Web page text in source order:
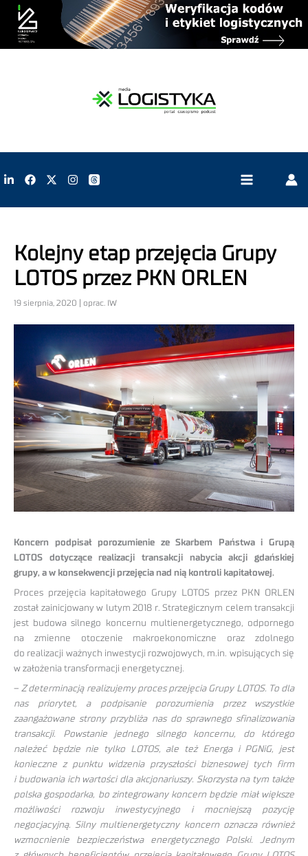
Kolejny etap przejęcia Grupy
LOTOS przez PKN ORLEN
19 sierpnia, 2020 | oprac. IW
Koncern podpisał porozumienie ze Skarbem Państwa i Grupą
LOTOS dotyczące realizacji transakcji nabycia akcji gdańskiej
grupy, a w konsekwencji przejęcia nad nią kontroli kapitałowej.
Proces przejęcia kapitałowego Grupy LOTOS przez PKN ORLEN
został zainicjowany w lutym 2018 r. Strategicznym celem transakcji
jest budowa silnego koncernu multienergetycznego, odpornego
na zmienne otoczenie makroekonomiczne oraz zdolnego
do realizacji ważnych inwestycji rozwojowych, m.in. wpisujących się
w założenia transformacji energetycznej.
–Z determinacją realizujemy proces przejęcia Grupy LOTOS. To dla
nas priorytet, a podpisanie porozumienia przez wszystkie
zaangażowane strony przybliża nas do sprawnego sfinalizowania
transakcji. Powstanie jednego silnego koncernu, do którego
należeć będzie nie tylko LOTOS, ale też Energa i PGNiG, jest
konieczne z punktu widzenia przyszłości biznesowej tych firm
i budowania ich wartości dla akcjonariuszy. Skorzysta na tym także
polska gospodarka, bo zintegrowany koncern będzie miał większe
możliwości rozwoju inwestycyjnego i mocniejszą pozycję
negocjacyjną. Silny multienergetyczny koncern oznacza również
wzmocnienie bezpieczeństwa energetycznego Polski. Jednym